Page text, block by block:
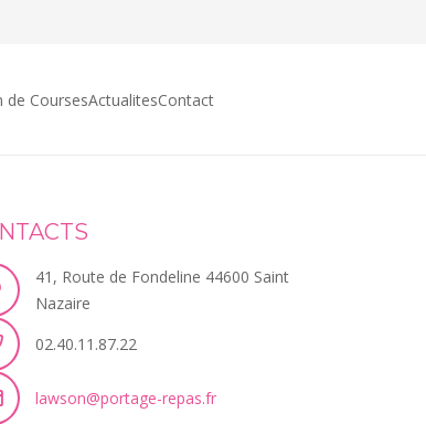
de CoursesActualitesContact
41, Route de Fondeline 44600 Saint
Nazaire
02.40.11.87.22
lawson@portage-repas.fr